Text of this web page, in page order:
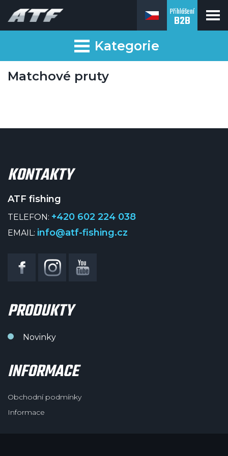
Přihlášení
B2B
Kategorie
Matchové pruty
KONTAKTY
ATF fishing
TELEFON: +420 602 224 038
EMAIL: info@atf-fishing.cz
PRODUKTY
Novinky
INFORMACE
Obchodní podmínky
Informace